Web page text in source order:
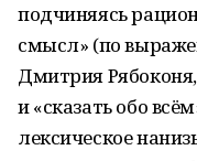
подчиняясь
смысл» (по
Дмитрия
и «сказать обо
лексическое